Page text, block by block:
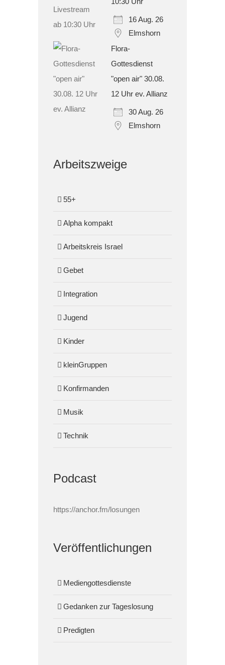
16 Aug. 26
Elmshorn
Flora-
Gottesdienst
"open air" 30.08.
12 Uhr ev. Allianz
30 Aug. 26
Elmshorn
Arbeitszweige
55+
Alpha kompakt
Arbeitskreis Israel
Gebet
Integration
Jugend
Kinder
kleinGruppen
Konfirmanden
Musik
Technik
Podcast
https://anchor.fm/losungen
Veröffentlichungen
Mediengottesdienste
Gedanken zur Tageslosung
Predigten